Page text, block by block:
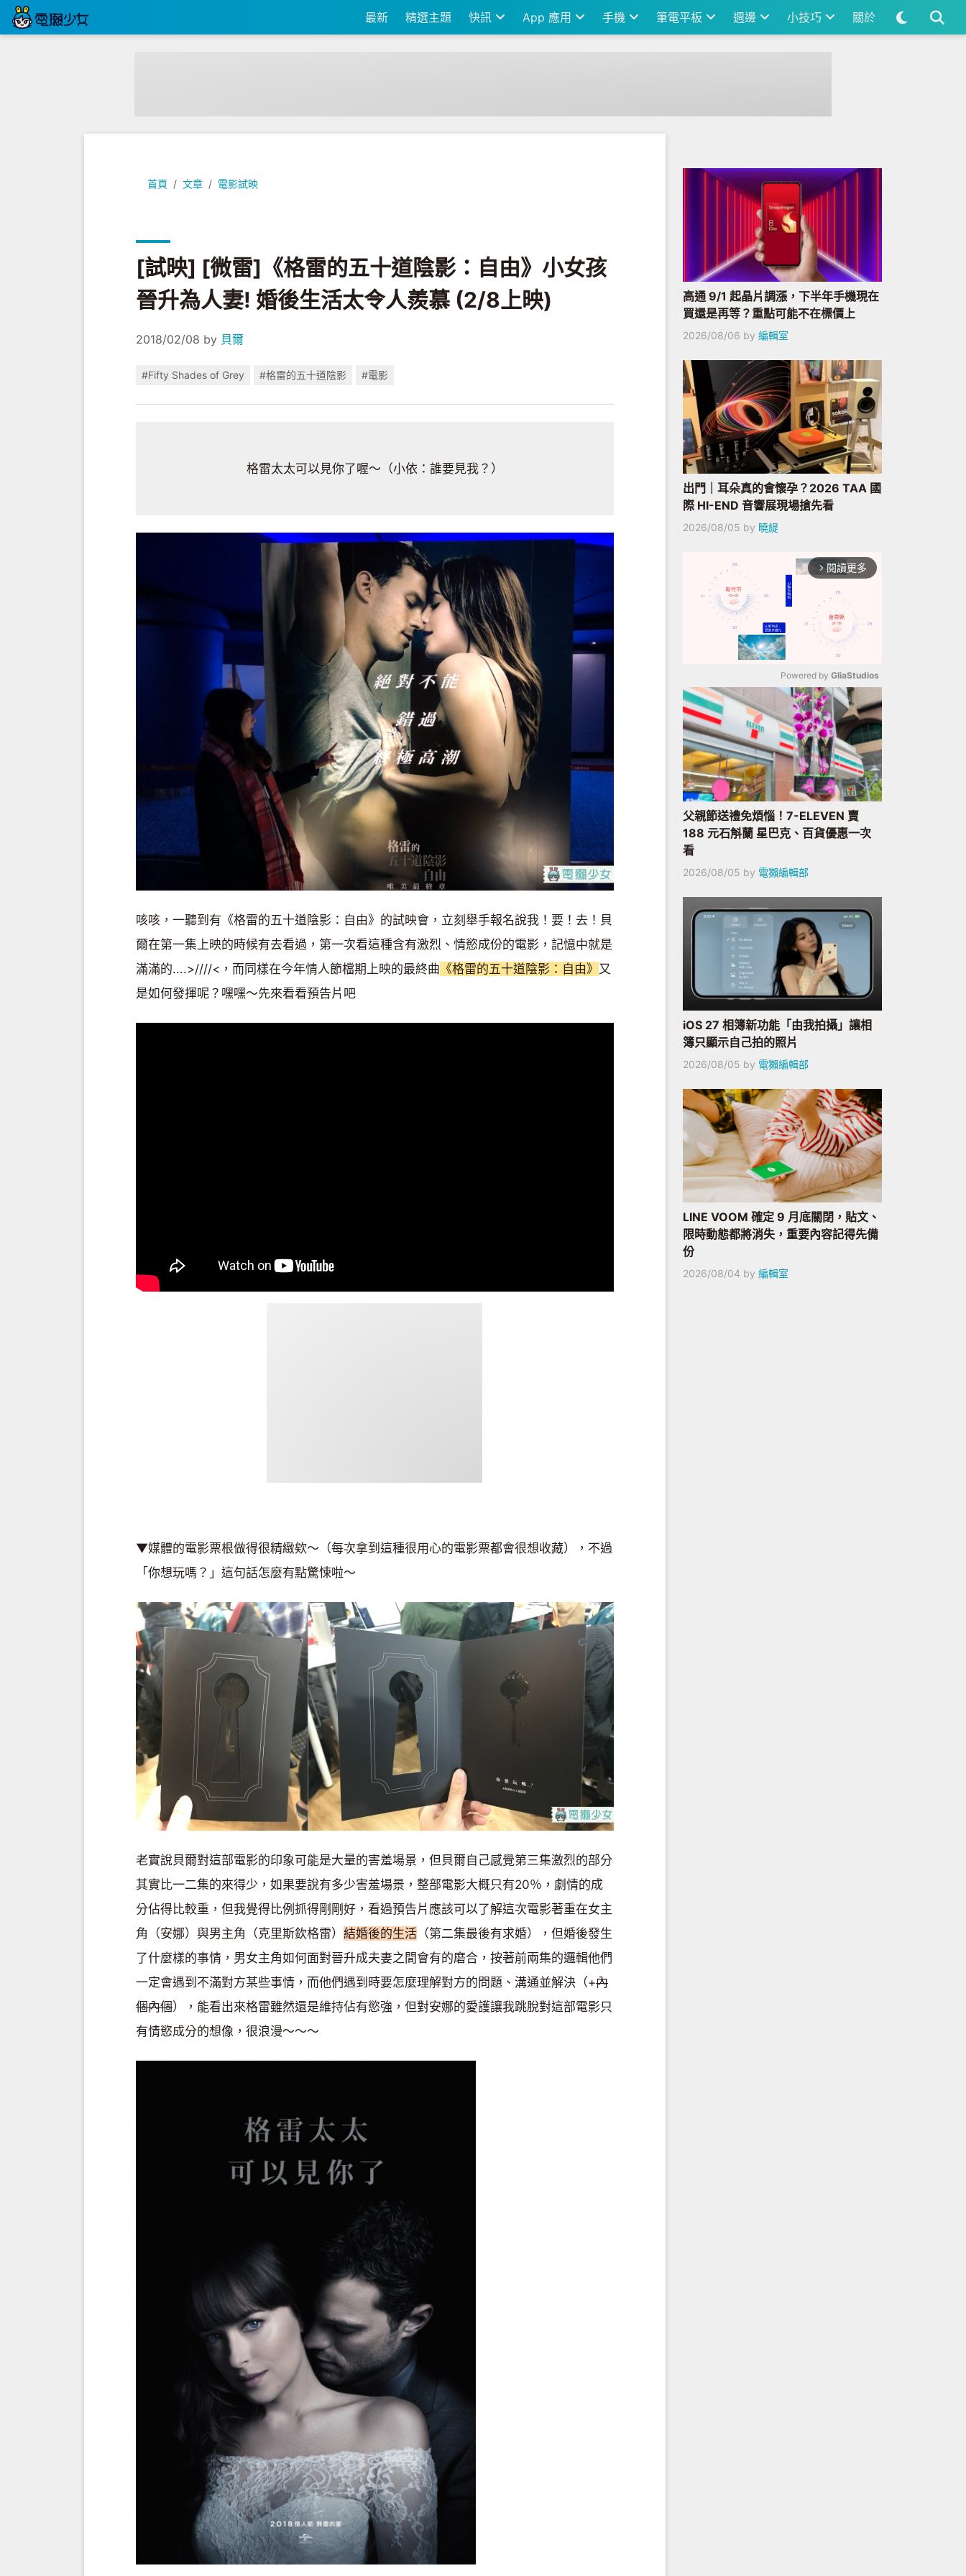
最新 精選主題 快訊 App 應用 手機 筆電平板 週邊 小技巧 關於
首頁 文章 電影試映
[試映] [微雷]《格雷的五十道陰影：自由》小女孩晉升為人妻! 婚後生活太令人羨慕 (2/8上映)
[試映] [微雷]《格雷的五十道陰影：自由》小女孩
晉升為人妻! 婚後生活太令人羨慕 (2/8上映)
2018/02/08 by 貝爾
#Fifty Shades of Grey #格雷的五十道陰影 #電影
格雷太太可以見你了喔～（小依：誰要見我？）
咳咳，一聽到有《格雷的五十道陰影：自由》的試映會，立刻舉手報名說我！要！去！貝
爾在第一集上映的時候有去看過，第一次看這種含有激烈、情慾成份的電影，記憶中就是
滿滿的....>////<，而同樣在今年情人節檔期上映的最終曲 《格雷的五十道陰影：自由》 又
是如何發揮呢？嘿嘿～先來看看預告片吧
▼媒體的電影票根做得很精緻欸～（每次拿到這種很用心的電影票都會很想收藏），不過
「你想玩嗎？」這句話怎麼有點驚悚啦～
老實說貝爾對這部電影的印象可能是大量的害羞場景，但貝爾自己感覺第三集激烈的部分
其實比一二集的來得少，如果要說有多少害羞場景，整部電影大概只有20％，劇情的成
分佔得比較重，但我覺得比例抓得剛剛好，看過預告片應該可以了解這次電影著重在女主
角（安娜）與男主角（克里斯欽格雷） 結婚後的生活 （第二集最後有求婚），但婚後發生
了什麼樣的事情，男女主角如何面對晉升成夫妻之間會有的磨合，按著前兩集的邏輯他們
一定會遇到不滿對方某些事情，而他們遇到時要怎麼理解對方的問題、溝通並解決（+內
個內個），能看出來格雷雖然還是維持佔有慾強，但對安娜的愛護讓我跳脫對這部電影只
有情慾成分的想像，很浪漫～～～
高通 9/1 起晶片調漲，下半年手機現在
買還是再等？重點可能不在標價上
2026/08/06 by 編輯室
出門｜耳朵真的會懷孕？2026 TAA 國
際 HI-END 音響展現場搶先看
2026/08/05 by 曉緹
arrow_forward_ios 閱讀更多
Mute
Powered by GliaStudios
父親節送禮免煩惱！7-ELEVEN 賣
188 元石斛蘭 星巴克、百貨優惠一次
看
2026/08/05 by 電獺編輯部
iOS 27 相簿新功能「由我拍攝」讓相
簿只顯示自己拍的照片
2026/08/05 by 電獺編輯部
LINE VOOM 確定 9 月底關閉，貼文、
限時動態都將消失，重要內容記得先備
份
2026/08/04 by 編輯室